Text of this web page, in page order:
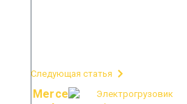
Следующая статья
Merce